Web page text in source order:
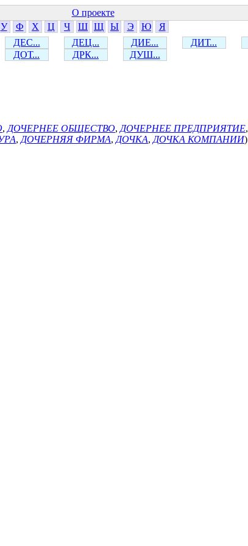
О проекте
У Ф Х Ц Ч Ш Щ Ы Э Ю
Я
ДЕС... ДЕЦ... ДИЕ... ДИТ...
ДОТ...
ДРК... ДУШ...
, ДОЧЕРНЕЕ ОБЩЕСТВО, ДОЧЕРНЕЕ ПРЕДПРИЯТИЕ,
, ДОЧЕРНЯЯ ФИРМА, ДОЧКА, ДОЧКА КОМПАНИИ)